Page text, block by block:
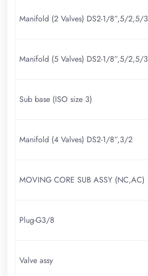
Manifold (2 Valves) DS2-1/8”,5/2,5/3
Manifold (5 Valves) DS2-1/8”,5/2,5/3
Sub base (ISO size 3)
Manifold (4 Valves) DS2-1/8”,3/2
MOVING CORE SUB ASSY (NC,AC)
Plug-G3/8
Valve assy